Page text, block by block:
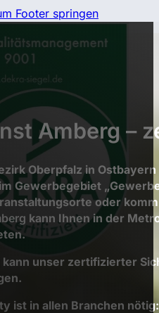
Footer springen
Amberg –
Oberpfalz in
Gewerbegebiet
oder
kann Ihnen in der
unser zertifizierter
ist in allen Branchen